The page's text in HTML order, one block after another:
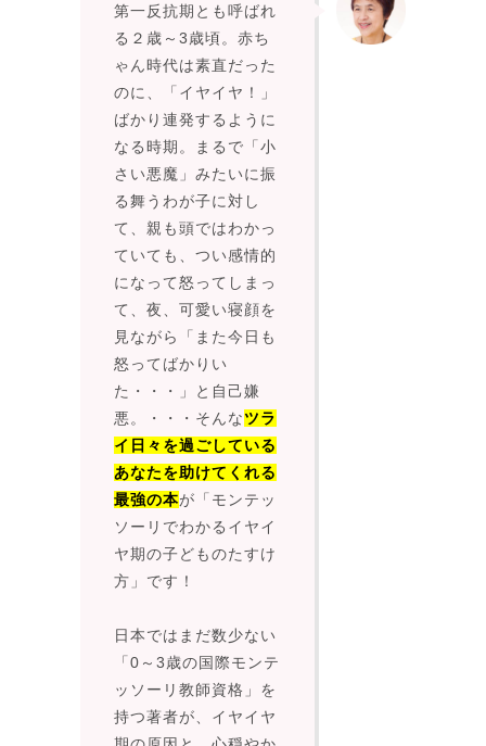
第一反抗期とも呼ばれ
る２歳～3歳頃。赤ち
ゃん時代は素直だった
のに、「イヤイヤ！」
ばかり連発するように
なる時期。まるで「小
さい悪魔」みたいに振
る舞うわが子に対し
て、親も頭ではわかっ
ていても、つい感情的
になって怒ってしまっ
て、夜、可愛い寝顔を
見ながら「また今日も
怒ってばかりい
た・・・」と自己嫌
悪。・・・そんなツラ
イ日々を過ごしている
あなたを助けてくれる
最強の本が「モンテッ
ソーリでわかるイヤイ
ヤ期の子どものたすけ
方」です！
日本ではまだ数少ない
「0～3歳の国際モンテ
ッソーリ教師資格」を
持つ著者が、イヤイヤ